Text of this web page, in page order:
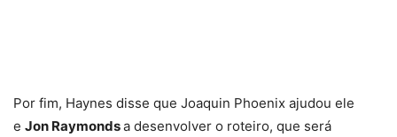
Por fim, Haynes disse que Joaquin Phoenix ajudou ele
e Jon Raymondsa desenvolver o roteiro, que será